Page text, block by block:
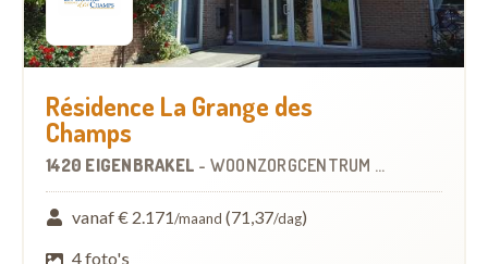
Résidence La Grange des
Champs
1420 EIGENBRAKEL - WOONZORGCENTRUM (WZC)
vanaf € 2.171/maand (71,37/dag)
4 foto's